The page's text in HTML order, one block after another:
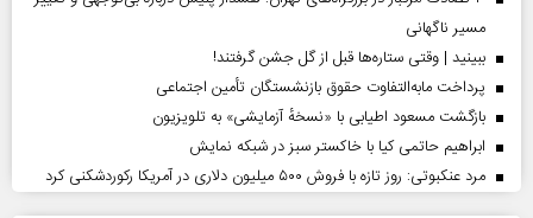
مسیر ناگهانی
ببینید | وقتی ستاره‌ها قبل از گل جشن گرفتند!
پرداخت مابه‌التفاوت حقوق بازنشستگان تأمین اجتماعی
بازگشت مسعود اطیابی با «نسخهٔ آزمایشی» به تلویزیون
ابراهیم حاتمی کیا با خاکستر سبز در شبکه نمایش
مرد عنکبوتی: روز تازه با فروش ۵۰۰ میلیون دلاری در آمریکا رکوردشکنی کرد